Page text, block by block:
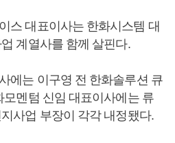
스 대표이사는 한화시스템 대
계열사를 함께 살핀다.
에는 이구영 전 한화솔루션 큐
멘텀 신임 대표이사에는 류
사업 부장이 각각 내정됐다.